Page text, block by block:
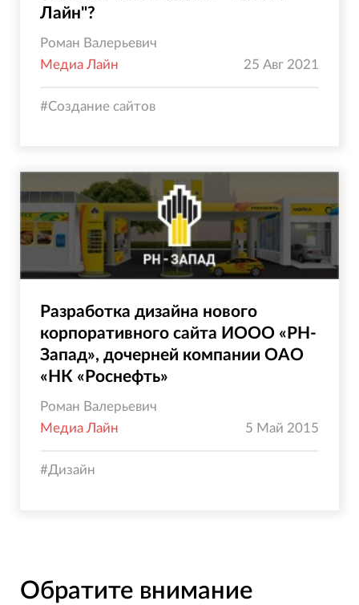
Лайн"?
Роман Валерьевич
Медиа Лайн
25 Авг 2021
#Создание сайтов
Разработка дизайна нового
корпоративного сайта ИООО «РН-
Запад», дочерней компании ОАО
«НК «Роснефть»
Роман Валерьевич
Медиа Лайн
5 Май 2015
#Дизайн
Обратите внимание